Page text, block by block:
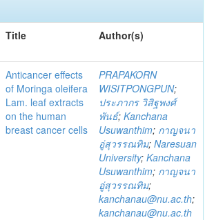
Title Author(s)
Anticancer effects
of Moringa oleifera
Lam. leaf extracts
on the human
breast cancer cells
PRAPAKORN
WISITPONGPUN;
ประภากร วิสิฐพงศ์
พันธ์; Kanchana
Usuwanthim; กาญจนา
อู่สุวรรณทิม; Naresuan
University; Kanchana
Usuwanthim; กาญจนา
อู่สุวรรณทิม;
kanchanau@nu.ac.th;
kanchanau@nu.ac.th